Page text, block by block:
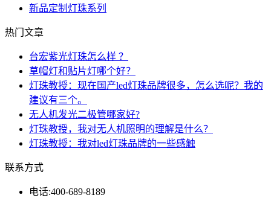
新品定制灯珠系列
热门文章
台宏紫光灯珠怎么样 ？
草帽灯和贴片灯哪个好？
灯珠教授：现在国产led灯珠品牌很多，怎么选呢？我的
建议有三个。
无人机发光二极管哪家好?
灯珠教授，我对无人机照明的理解是什么？
灯珠教授：我对led灯珠品牌的一些感触
联系方式
电话:400-689-8189